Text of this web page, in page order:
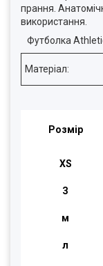
прання.
використання.
Футболка
Матеріал:
Розмір
XS
З
м
л